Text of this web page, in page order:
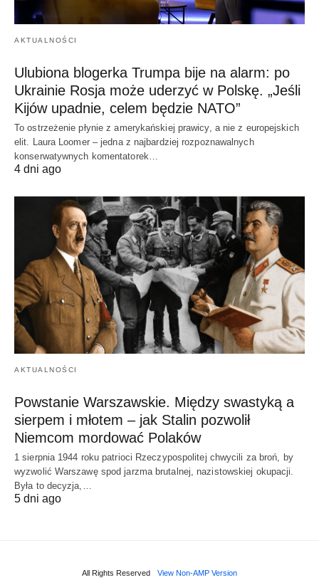
AKTUALNOŚCI
Ulubiona blogerka Trumpa bije na alarm: po
Ukrainie Rosja może uderzyć w Polskę. „Jeśli
Kijów upadnie, celem będzie NATO”
To ostrzeżenie płynie z amerykańskiej prawicy, a nie z europejskich
elit. Laura Loomer – jedna z najbardziej rozpoznawalnych
konserwatywnych komentatorek…
4 dni ago
AKTUALNOŚCI
Powstanie Warszawskie. Między swastyką a
sierpem i młotem – jak Stalin pozwolił
Niemcom mordować Polaków
1 sierpnia 1944 roku patrioci Rzeczypospolitej chwycili za broń, by
wyzwolić Warszawę spod jarzma brutalnej, nazistowskiej okupacji.
Była to decyzja,…
5 dni ago
All Rights Reserved View Non-AMP Version